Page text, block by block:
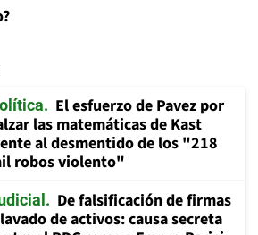
El esfuerzo de Pavez por
las matemáticas de Kast
al desmentido de los "218
robos violento"
De falsificación de firmas
de activos: causa secreta